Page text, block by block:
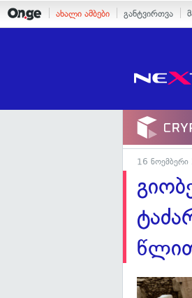
ახალი ამბები განტვირთვა
16